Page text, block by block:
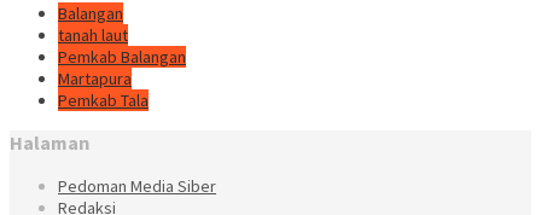
Balangan
tanah laut
Pemkab Balangan
Martapura
Pemkab Tala
Halaman
Pedoman Media Siber
Redaksi